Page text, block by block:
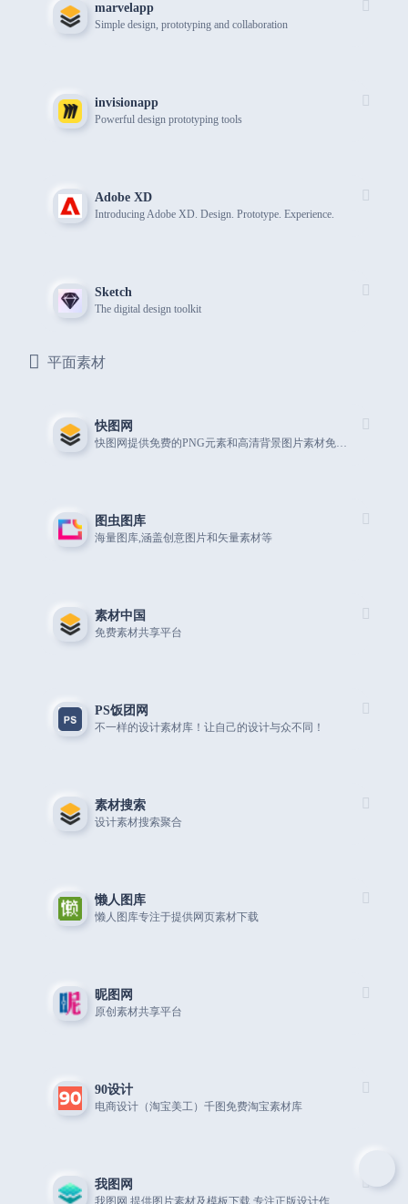
marvelapp
Simple design, prototyping and collaboration
invisionapp
Powerful design prototyping tools
Adobe XD
Introducing Adobe XD. Design. Prototype. Experience.
Sketch
The digital design toolkit
平面素材
快图网
快图网提供免费的PNG元素和高清背景图片素材免费下载
图虫图库
海量图库,涵盖创意图片和矢量素材等
素材中国
免费素材共享平台
PS饭团网
不一样的设计素材库！让自己的设计与众不同！
素材搜索
设计素材搜索聚合
懒人图库
懒人图库专注于提供网页素材下载
昵图网
原创素材共享平台
90设计
电商设计（淘宝美工）千图免费淘宝素材库
我图网